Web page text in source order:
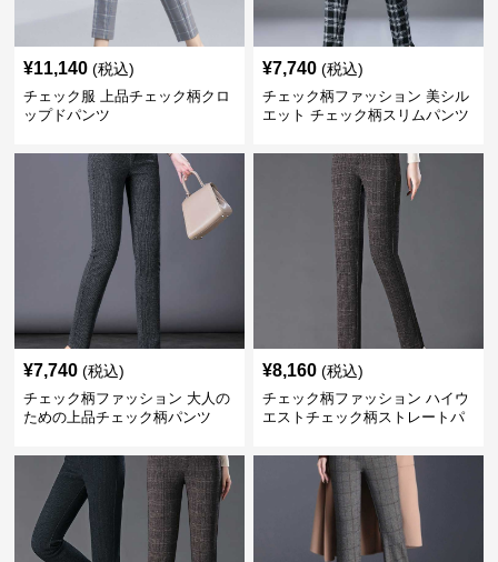
¥11,140 (税込)
チェック服 上品チェック柄クロ
ップドパンツ
¥7,740 (税込)
チェック柄ファッション 美シル
エット チェック柄スリムパンツ
¥7,740 (税込)
チェック柄ファッション 大人の
ための上品チェック柄パンツ
¥8,160 (税込)
チェック柄ファッション ハイウ
エストチェック柄ストレートパ